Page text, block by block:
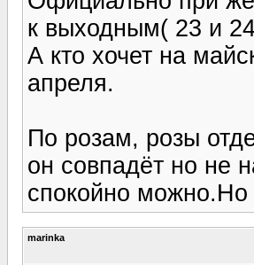
к выходным( 23 и
А кто хочет на
апреля.
По розам, розы
он совпадёт но не
спокойно можно.Но
marinka